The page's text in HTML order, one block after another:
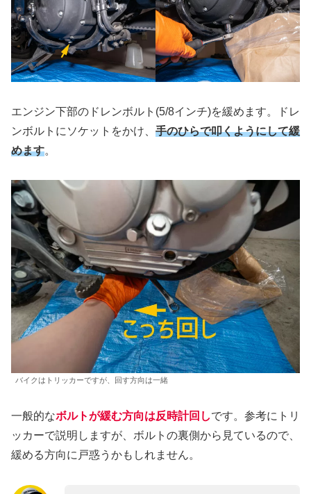
エンジン下部のドレンボルト(5/8インチ)を緩めます。ドレ
ンボルトにソケットをかけ、 手のひらで叩くようにして緩
めます。
バイクはトリッカーですが、回す方向は一緒
一般的なボルトが緩む方向は反時計回しです。参考にトリ
ッカーで説明しますが、ボルトの裏側から見ているので、
緩める方向に戸惑うかもしれません。